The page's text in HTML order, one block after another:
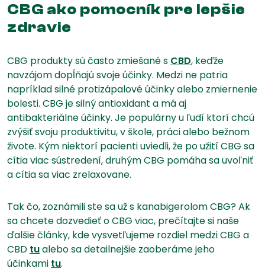
CBG ako pomocník pre lepšie
zdravie
CBG produkty sú často zmiešané s CBD, keďže
navzájom dopĺňajú svoje účinky. Medzi ne patria
napríklad silné protizápalové účinky alebo zmiernenie
bolesti. CBG je silný antioxidant a má aj
antibakteriálne účinky. Je populárny u ľudí ktorí chcú
zvýšiť svoju produktivitu, v škole, práci alebo bežnom
živote. Kým niektorí pacienti uviedli, že po užití CBG sa
cítia viac sústredení, druhým CBG pomáha sa uvoľniť
a cítia sa viac zrelaxovane.
Tak čo, zoznámili ste sa už s kanabigerolom CBG? Ak
sa chcete dozvedieť o CBG viac, prečítajte si naše
ďalšie články, kde vysvetľujeme rozdiel medzi CBG a
CBD tualebo sa detailnejšie zaoberáme jeho
účinkami tu.